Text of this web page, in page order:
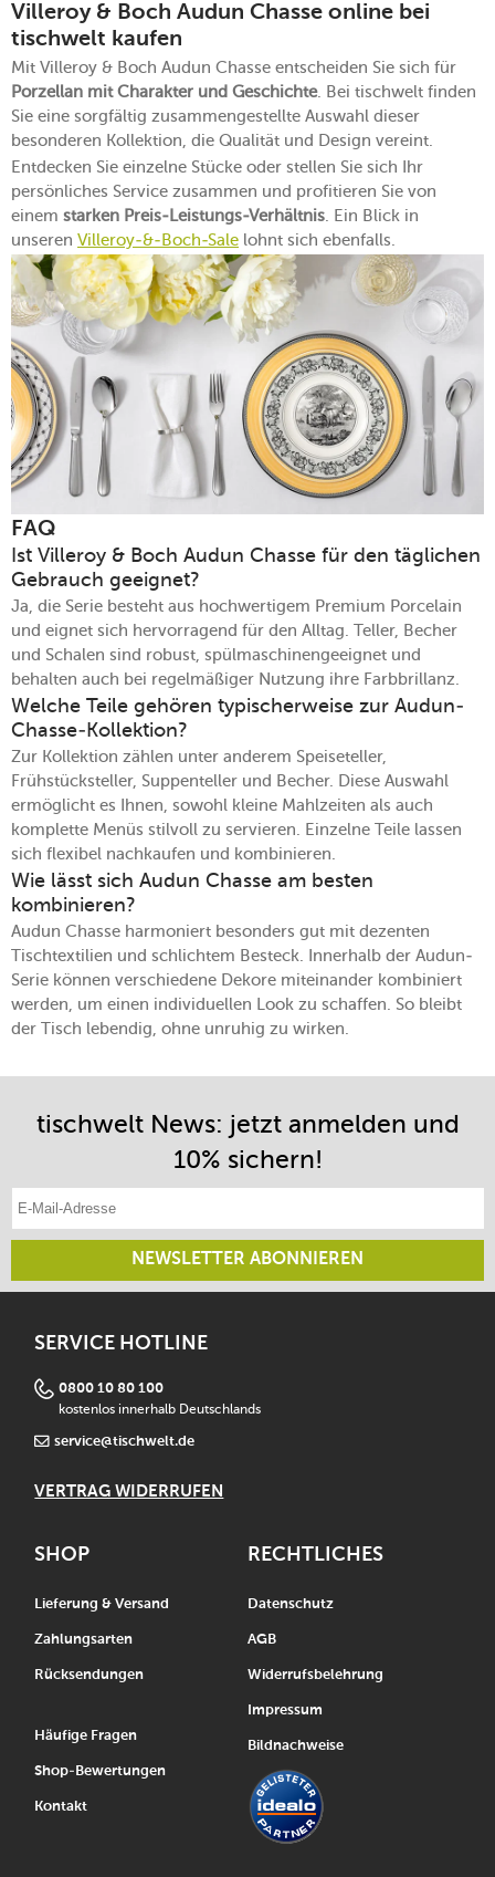
Villeroy & Boch Audun Chasse online bei
tischwelt kaufen
Mit Villeroy & Boch Audun Chasse entscheiden Sie sich für
Porzellan mit Charakter und Geschichte. Bei tischwelt finden
Sie eine sorgfältig zusammengestellte Auswahl dieser
besonderen Kollektion, die Qualität und Design vereint.
Entdecken Sie einzelne Stücke oder stellen Sie sich Ihr
persönliches Service zusammen und profitieren Sie von
einem starken Preis-Leistungs-Verhältnis . Ein Blick in
unseren Villeroy-&-Boch-Sale lohnt sich ebenfalls.
FAQ
Ist Villeroy & Boch Audun Chasse für den täglichen
Gebrauch geeignet?
Ja, die Serie besteht aus hochwertigem Premium Porcelain
und eignet sich hervorragend für den Alltag. Teller, Becher
und Schalen sind robust, spülmaschinengeeignet und
behalten auch bei regelmäßiger Nutzung ihre Farbbrillanz.
Welche Teile gehören typischerweise zur Audun-
Chasse-Kollektion?
Zur Kollektion zählen unter anderem Speiseteller,
Frühstücksteller, Suppenteller und Becher. Diese Auswahl
ermöglicht es Ihnen, sowohl kleine Mahlzeiten als auch
komplette Menüs stilvoll zu servieren. Einzelne Teile lassen
sich flexibel nachkaufen und kombinieren.
Wie lässt sich Audun Chasse am besten
kombinieren?
Audun Chasse harmoniert besonders gut mit dezenten
Tischtextilien und schlichtem Besteck. Innerhalb der Audun-
Serie können verschiedene Dekore miteinander kombiniert
werden, um einen individuellen Look zu schaffen. So bleibt
der Tisch lebendig, ohne unruhig zu wirken.
tischwelt News: jetzt anmelden und
10% sichern!
E-Mail-Adresse eintragen
NEWSLETTER ABONNIEREN
SERVICE HOTLINE
0800 10 80 100
kostenlos innerhalb Deutschlands
service@tischwelt.de
VERTRAG WIDERRUFEN
SHOP
Lieferung & Versand
Zahlungsarten
Rücksendungen
Häufige Fragen
Shop-Bewertungen
Kontakt
RECHTLICHES
Datenschutz
AGB
Widerrufsbelehrung
Impressum
Bildnachweise